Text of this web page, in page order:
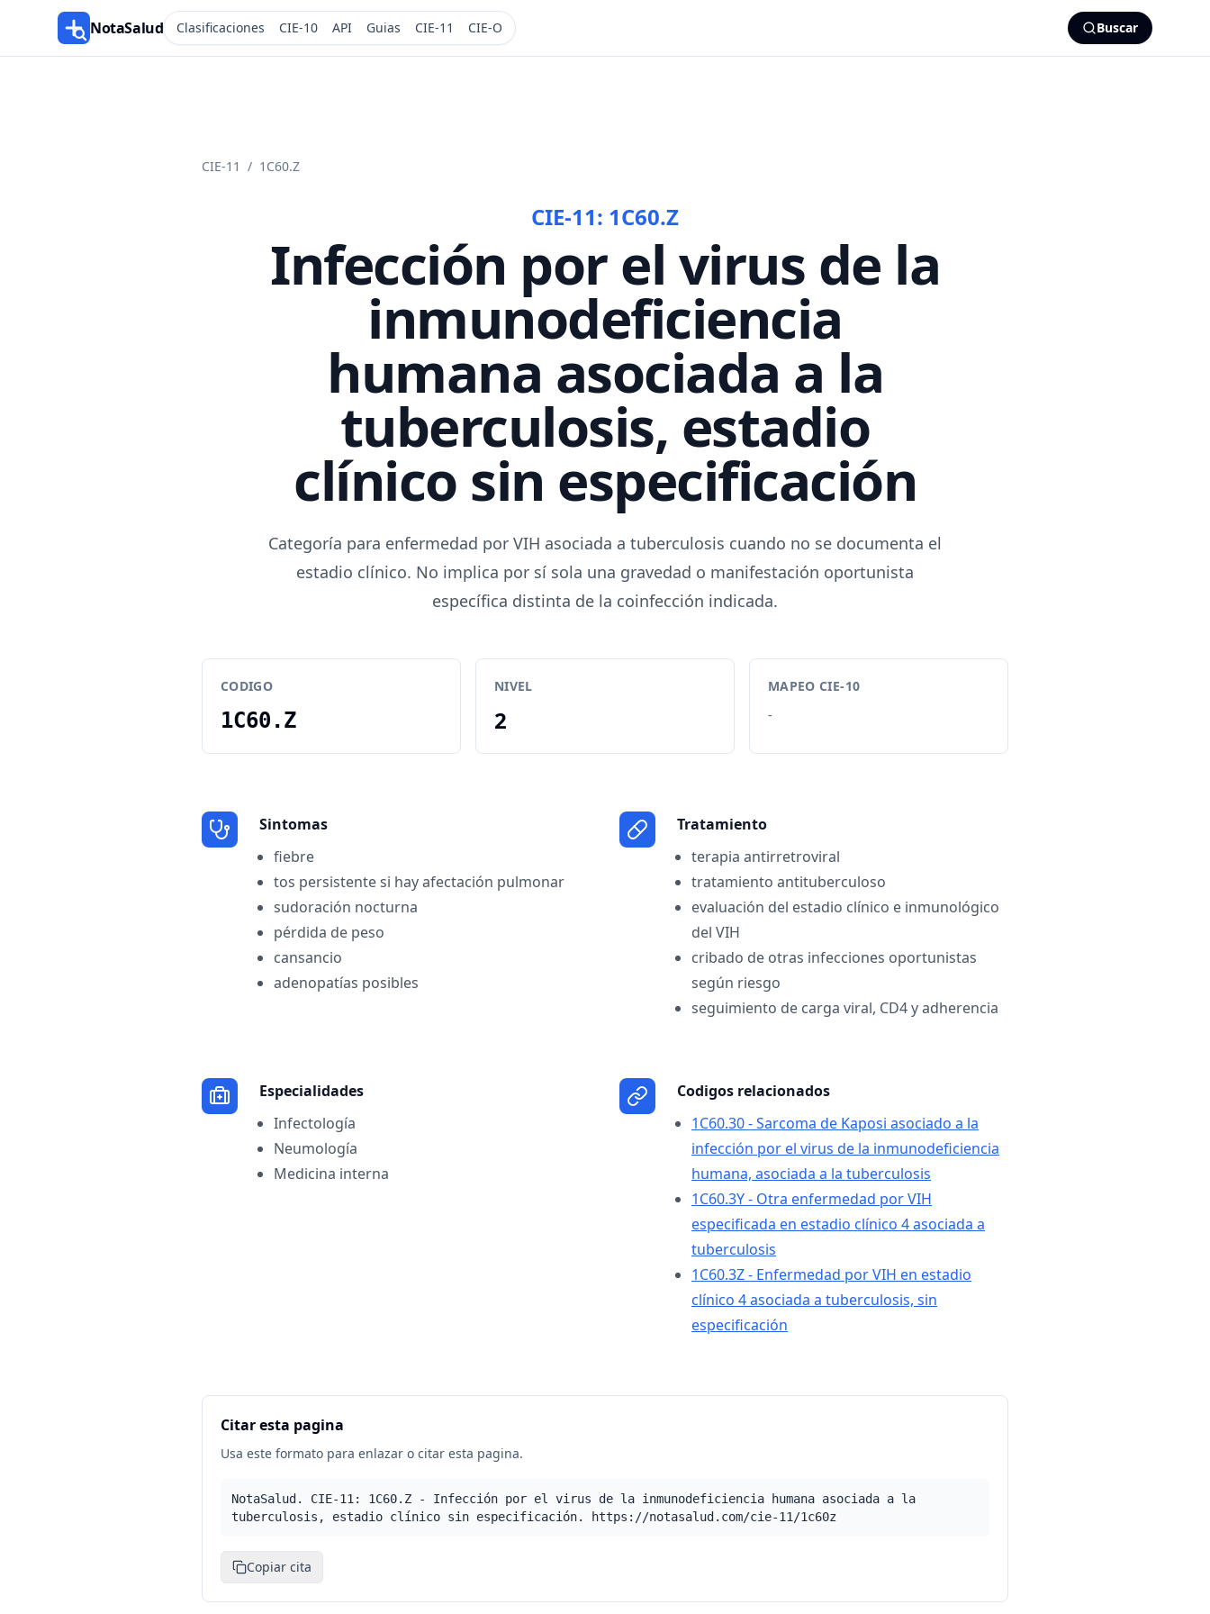
NotaSalud Clasificaciones CIE-10 API Guias CIE-11 CIE-O Buscar
CIE-11 / 1C60.Z
CIE-11: 1C60.Z
Infección por el virus de la
inmunodeficiencia
humana asociada a la
tuberculosis, estadio
clínico sin especificación
Categoría para enfermedad por VIH asociada a tuberculosis cuando no se documenta el
estadio clínico. No implica por sí sola una gravedad o manifestación oportunista
específica distinta de la coinfección indicada.
CODIGO
1C60.Z
NIVEL
2
MAPEO CIE-10
-
Sintomas
fiebre
tos persistente si hay afectación pulmonar
sudoración nocturna
pérdida de peso
cansancio
adenopatías posibles
Tratamiento
terapia antirretroviral
tratamiento antituberculoso
evaluación del estadio clínico e inmunológico
del VIH
cribado de otras infecciones oportunistas
según riesgo
seguimiento de carga viral, CD4 y adherencia
Especialidades
Infectología
Neumología
Medicina interna
Codigos relacionados
1C60.30 - Sarcoma de Kaposi asociado a la
infección por el virus de la inmunodeficiencia
humana, asociada a la tuberculosis
1C60.3Y - Otra enfermedad por VIH
especificada en estadio clínico 4 asociada a
tuberculosis
1C60.3Z - Enfermedad por VIH en estadio
clínico 4 asociada a tuberculosis, sin
especificación
Citar esta pagina
Usa este formato para enlazar o citar esta pagina.
NotaSalud. CIE-11: 1C60.Z - Infección por el virus de la inmunodeficiencia humana asociada a la
tuberculosis, estadio clínico sin especificación. https://notasalud.com/cie-11/1c60z
Copiar cita